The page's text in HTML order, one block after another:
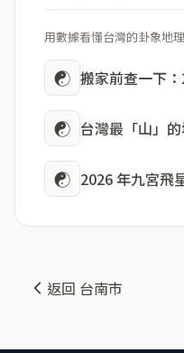
用數據看懂台灣的卦象地理
☯ 搬家前查一下
☯ 台灣最「山」
☯ 2026 年九宮飛
返回 台南市